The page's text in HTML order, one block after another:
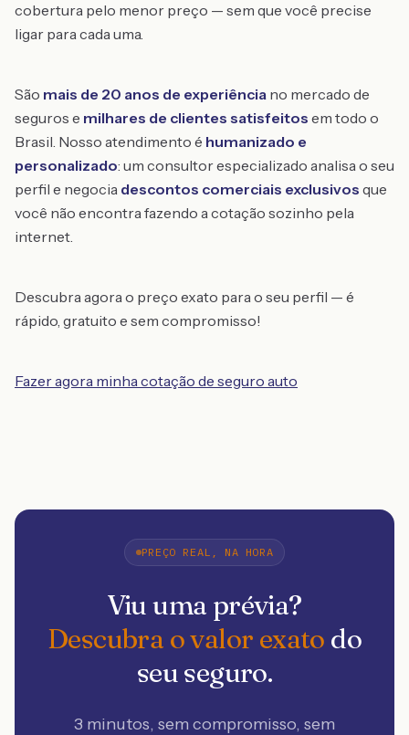
cobertura pelo menor preço — sem que você precise
ligar para cada uma.
São mais de 20 anos de experiência no mercado de
seguros e milhares de clientes satisfeitos em todo o
Brasil. Nosso atendimento é humanizado e
personalizado: um consultor especializado analisa o seu
perfil e negocia descontos comerciais exclusivos que
você não encontra fazendo a cotação sozinho pela
internet.
Descubra agora o preço exato para o seu perfil — é
rápido, gratuito e sem compromisso!
Fazer agora minha cotação de seguro auto
PREÇO REAL, NA HORA
Viu uma prévia?
Descubra o valor exato do
seu seguro.
3 minutos, sem compromisso, sem